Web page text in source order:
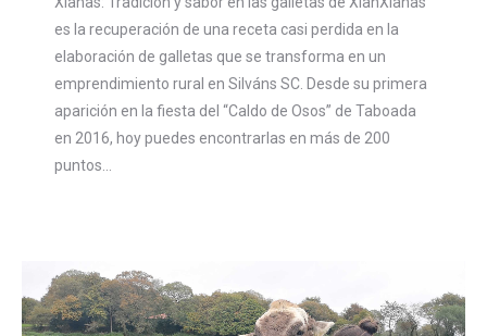
es la recuperación de una receta casi perdida en la
elaboración de galletas que se transforma en un
emprendimiento rural en Silváns SC. Desde su primera
aparición en la fiesta del “Caldo de Osos” de Taboada
en 2016, hoy puedes encontrarlas en más de 200
puntos…